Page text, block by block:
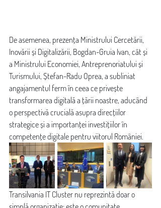
De asemenea, prezența Ministrului Cercetării,
Inovării și Digitalizării, Bogdan-Gruia Ivan, cât și
a Ministrului Economiei, Antreprenoriatului și
Turismului, Ștefan-Radu Oprea, a subliniat
angajamentul ferm în ceea ce privește
transformarea digitală a țării noastre, aducând
o perspectivă crucială asupra direcțiilor
strategice și a importanței investițiilor în
competențe digitale pentru viitorul României.
Transilvania IT Cluster nu reprezintă doar o